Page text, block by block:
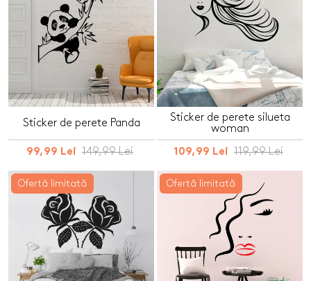
Sticker de perete Panda
99,99 Lei 149,99 Lei
Sticker de perete silueta
woman
109,99 Lei 119,99 Lei
Ofertă limitată Ofertă limitată